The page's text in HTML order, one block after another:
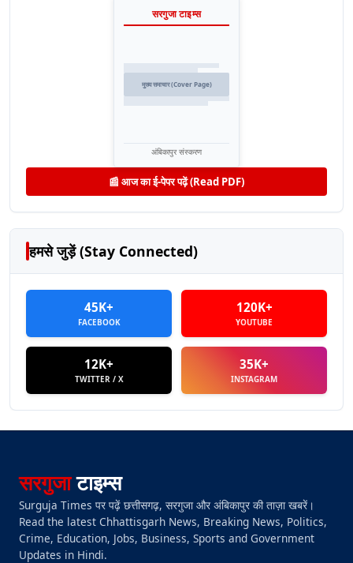
सरगुजा टाइम्स
मुख्य समाचार (Cover Page)
अंबिकापुर संस्करण
📰 आज का ई-पेपर पढ़ें (Read PDF)
हमसे जुड़ें (Stay Connected)
45K+
FACEBOOK
120K+
YOUTUBE
12K+
TWITTER / X
35K+
INSTAGRAM
सरगुजाटाइम्स
Surguja Times पर पढ़ें छत्तीसगढ़, सरगुजा और अंबिकापुर की ताज़ा खबरें।
Read the latest Chhattisgarh News, Breaking News, Politics,
Crime, Education, Jobs, Business, Sports and Government
Updates in Hindi.